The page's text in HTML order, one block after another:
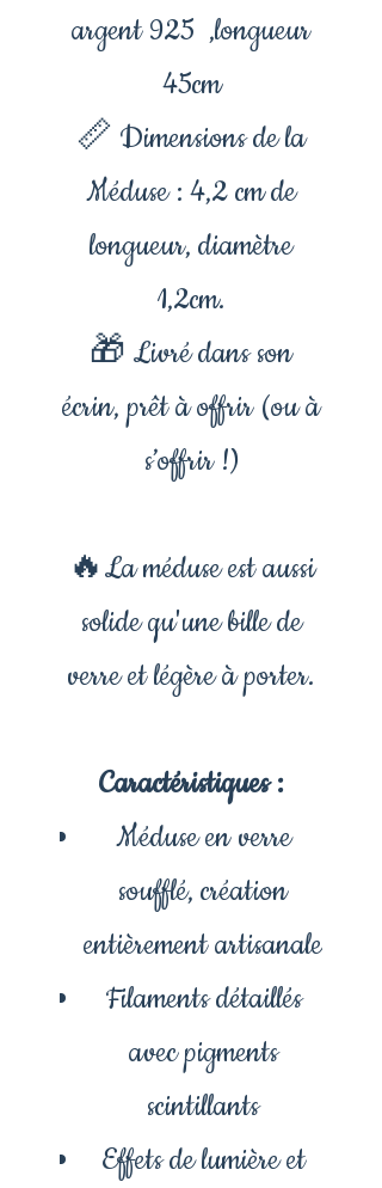
argent 925 ,longueur
45cm
📏 Dimensions de la
Méduse : 4,2 cm de
longueur, diamètre
1,2cm.
🎁 Livré dans son
écrin, prêt à offrir (ou à
s’offrir !)
🔥La méduse est aussi
solide qu'une bille de
verre et légère à porter.
Caractéristiques :
Méduse en verre
soufflé, création
entièrement artisanale
Filaments détaillés
avec pigments
scintillants
Effets de lumière et